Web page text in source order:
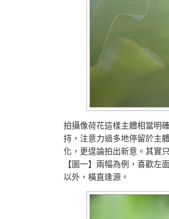
拍攝像荷花這樣主體相當明
持，注意力過多地停留於主
化，更遑論拍出新意。其實
【圖一】兩幅為例，喜歡
以外，橫直逢源。